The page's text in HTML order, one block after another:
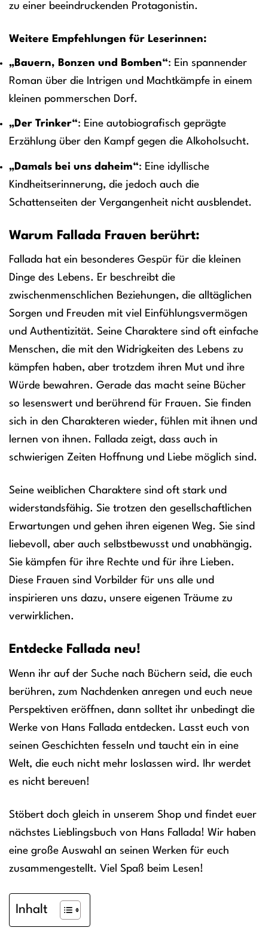
zu einer beeindruckenden Protagonistin.
Weitere Empfehlungen für Leserinnen:
„Bauern, Bonzen und Bomben“: Ein spannender
Roman über die Intrigen und Machtkämpfe in einem
kleinen pommerschen Dorf.
„Der Trinker“: Eine autobiografisch geprägte
Erzählung über den Kampf gegen die Alkoholsucht.
„Damals bei uns daheim“: Eine idyllische
Kindheitserinnerung, die jedoch auch die
Schattenseiten der Vergangenheit nicht ausblendet.
Warum Fallada Frauen berührt:
Fallada hat ein besonderes Gespür für die kleinen
Dinge des Lebens. Er beschreibt die
zwischenmenschlichen Beziehungen, die alltäglichen
Sorgen und Freuden mit viel Einfühlungsvermögen
und Authentizität. Seine Charaktere sind oft einfache
Menschen, die mit den Widrigkeiten des Lebens zu
kämpfen haben, aber trotzdem ihren Mut und ihre
Würde bewahren. Gerade das macht seine Bücher
so lesenswert und berührend für Frauen. Sie finden
sich in den Charakteren wieder, fühlen mit ihnen und
lernen von ihnen. Fallada zeigt, dass auch in
schwierigen Zeiten Hoffnung und Liebe möglich sind.
Seine weiblichen Charaktere sind oft stark und
widerstandsfähig. Sie trotzen den gesellschaftlichen
Erwartungen und gehen ihren eigenen Weg. Sie sind
liebevoll, aber auch selbstbewusst und unabhängig.
Sie kämpfen für ihre Rechte und für ihre Lieben.
Diese Frauen sind Vorbilder für uns alle und
inspirieren uns dazu, unsere eigenen Träume zu
verwirklichen.
Entdecke Fallada neu!
Wenn ihr auf der Suche nach Büchern seid, die euch
berühren, zum Nachdenken anregen und euch neue
Perspektiven eröffnen, dann solltet ihr unbedingt die
Werke von Hans Fallada entdecken. Lasst euch von
seinen Geschichten fesseln und taucht ein in eine
Welt, die euch nicht mehr loslassen wird. Ihr werdet
es nicht bereuen!
Stöbert doch gleich in unserem Shop und findet euer
nächstes Lieblingsbuch von Hans Fallada! Wir haben
eine große Auswahl an seinen Werken für euch
zusammengestellt. Viel Spaß beim Lesen!
Inhalt